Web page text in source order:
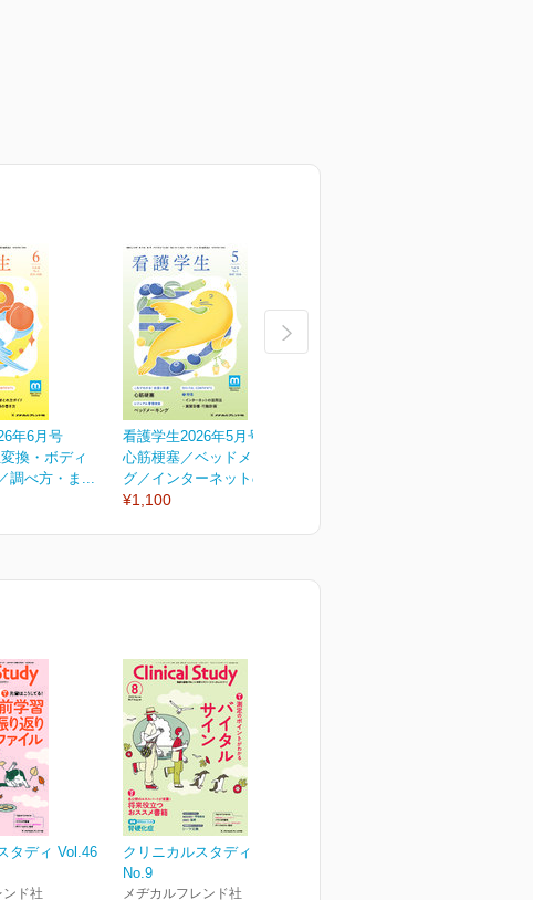
年6月号
換・ボディ
調べ方・ま...
看護学生2026年5月号
心筋梗塞／ベッドメーキン
グ／インターネットの活...
¥1,100
タディ Vol.46
ンド社
クリニカルスタディ Vol.46
No.9
メヂカルフレンド社